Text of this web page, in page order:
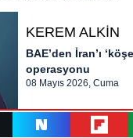
KEREM ALKİN
BAE’den İran’ı
operasyonu
08 Mayıs 2026, Cuma